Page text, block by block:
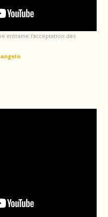
entraine l'acceptation des